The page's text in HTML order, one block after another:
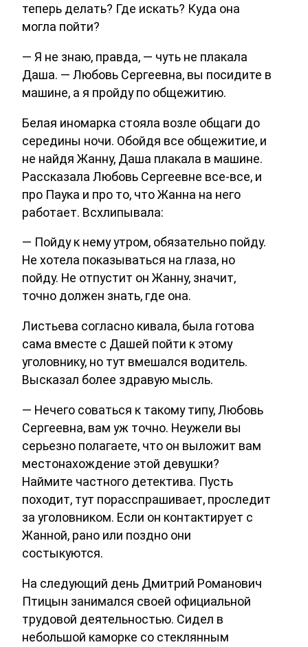
теперь делать? Где искать? Куда она
могла пойти?
— Я не знаю, правда, — чуть не плакала
Даша. — Любовь Сергеевна, вы посидите в
машине, а я пройду по общежитию.
Белая иномарка стояла возле общаги до
середины ночи. Обойдя все общежитие, и
не найдя Жанну, Даша плакала в машине.
Рассказала Любовь Сергеевне все-все, и
про Паука и про то, что Жанна на него
работает. Всхлипывала:
— Пойду к нему утром, обязательно пойду.
Не хотела показываться на глаза, но
пойду. Не отпустит он Жанну, значит,
точно должен знать, где она.
Листьева согласно кивала, была готова
сама вместе с Дашей пойти к этому
уголовнику, но тут вмешался водитель.
Высказал более здравую мысль.
— Нечего соваться к такому типу, Любовь
Сергеевна, вам уж точно. Неужели вы
серьезно полагаете, что он выложит вам
местонахождение этой девушки?
Наймите частного детектива. Пусть
походит, тут порасспрашивает, проследит
за уголовником. Если он контактирует с
Жанной, рано или поздно они
состыкуются.
На следующий день Дмитрий Романович
Птицын занимался своей официальной
трудовой деятельностью. Сидел в
небольшой каморке со стеклянным